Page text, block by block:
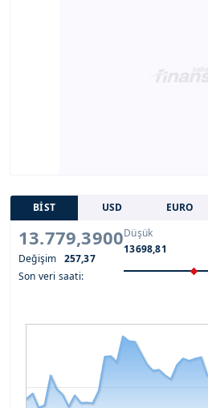
BİST USD EURO
13.779,3900
Değişim 257,37
Son veri saati:
Düşük
13698,81